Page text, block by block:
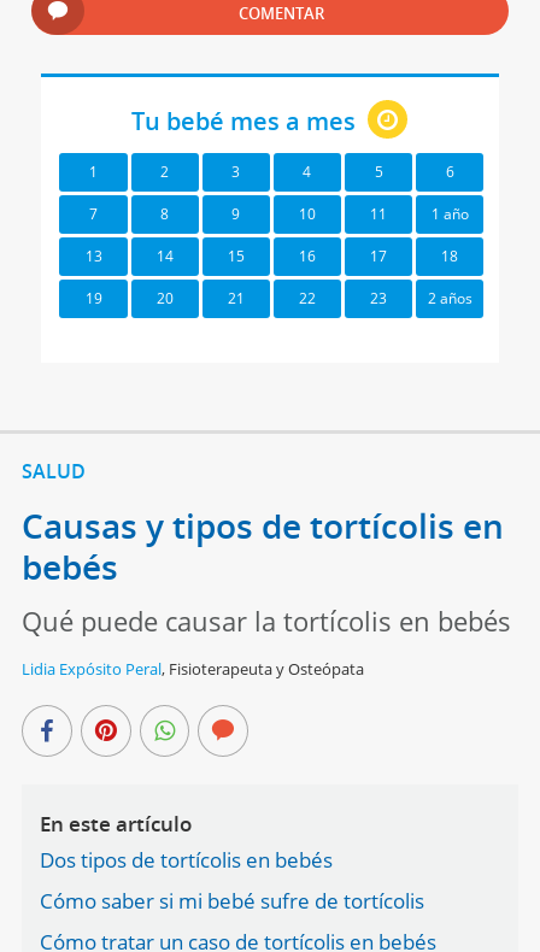
COMENTAR
Tu bebé mes a mes
1 2 3 4 5 6
7 8 9 10 11 1 año
13 14 15 16 17 18
19 20 21 22 23 2 años
SALUD
Causas y tipos de tortícolis en
bebés
Qué puede causar la tortícolis en bebés
Lidia Expósito Peral, Fisioterapeuta y Osteópata
En este artículo
Dos tipos de tortícolis en bebés
Cómo saber si mi bebé sufre de tortícolis
Cómo tratar un caso de tortícolis en bebés